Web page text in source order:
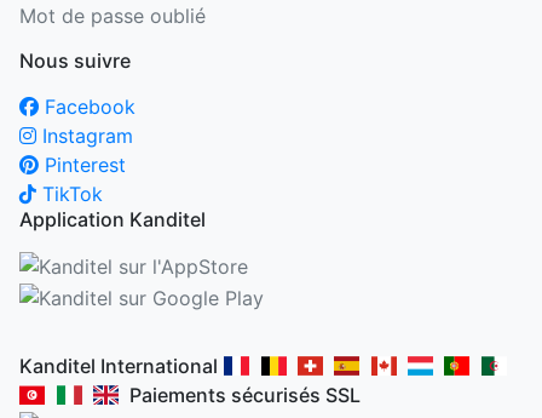
Mot de passe oublié
Nous suivre
Facebook
Instagram
Pinterest
TikTok
Application Kanditel
Kanditel International
Paiements sécurisés SSL